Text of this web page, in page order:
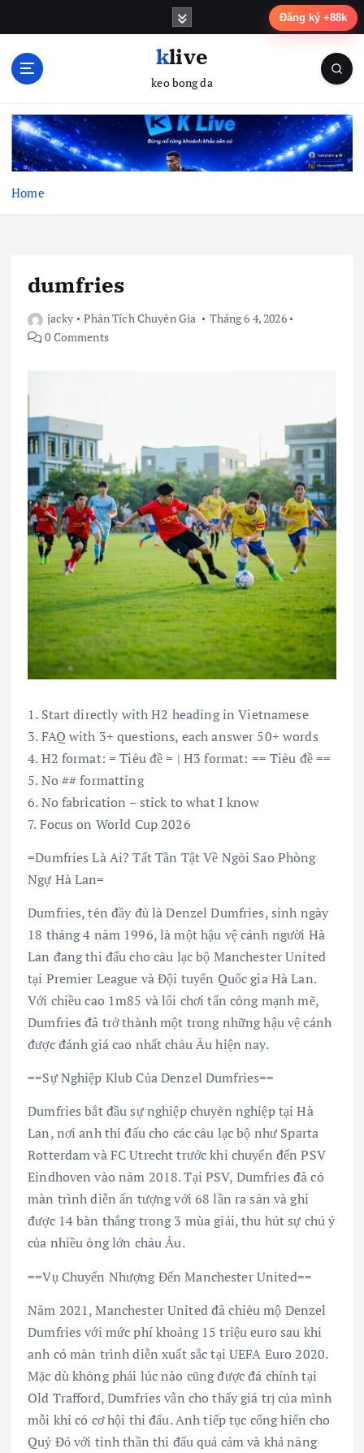
n
klive
keo bong da
Home
dumfries
jacky Phân Tích Chuyên Gia
Tháng 6 4, 2026
0 Comments
1. Start directly with H2 heading in Vietnamese
3. FAQ with 3+ questions, each answer 50+ words
4. H2 format: = Tiêu đề = | H3 format: == Tiêu đề ==
5. No ## formatting
6. No fabrication – stick to what I know
7. Focus on World Cup 2026
=Dumfries Là Ai? Tất Tần Tật Về Ngôi Sao Phòng
Ngự Hà Lan=
Dumfries, tên đầy đủ là Denzel Dumfries, sinh ngày
18 tháng 4 năm 1996, là một hậu vệ cánh người Hà
Lan đang thi đấu cho câu lạc bộ Manchester United
tại Premier League và Đội tuyển Quốc gia Hà Lan.
Với chiều cao 1m85 và lối chơi tấn công mạnh mẽ,
Dumfries đã trở thành một trong những hậu vệ cánh
được đánh giá cao nhất châu Âu hiện nay.
==Sự Nghiệp Klub Của Denzel Dumfries==
Dumfries bắt đầu sự nghiệp chuyên nghiệp tại Hà
Lan, nơi anh thi đấu cho các câu lạc bộ như Sparta
Rotterdam và FC Utrecht trước khi chuyển đến PSV
Eindhoven vào năm 2018. Tại PSV, Dumfries đã có
màn trình diễn ấn tượng với 68 lần ra sân và ghi
được 14 bàn thắng trong 3 mùa giải, thu hút sự chú ý
của nhiều ông lớn châu Âu.
==Vụ Chuyển Nhượng Đến Manchester United==
Năm 2021, Manchester United đã chiêu mộ Denzel
Dumfries với mức phí khoảng 15 triệu euro sau khi
anh có màn trình diễn xuất sắc tại UEFA Euro 2020.
Mặc dù không phải lúc nào cũng được đá chính tại
Old Trafford, Dumfries vẫn cho thấy giá trị của mình
mỗi khi có cơ hội thi đấu. Anh tiếp tục cống hiến cho
Quỷ Đỏ với tinh thần thi đấu quả cảm và khả năng
Đăng ký +88k